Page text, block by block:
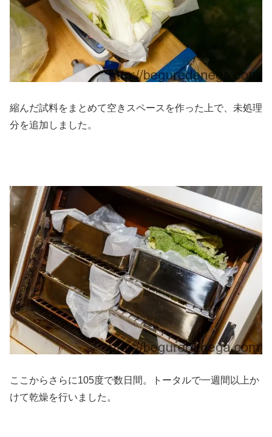
縮んだ試料をまとめて空きスペースを作った上で、未処理
分を追加しました。
ここからさらに105度で数日間。トータルで一週間以上か
けて乾燥を行いました。